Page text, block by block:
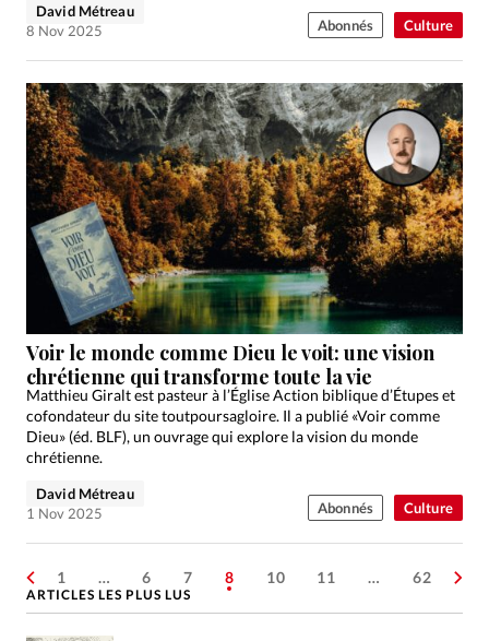
Culture
David Métreau
8 Nov 2025
Abonnés
Culture
Voir le monde comme Dieu le voit: une vision
chrétienne qui transforme toute la vie
Matthieu Giralt est pasteur à l’Église Action biblique d’Étupes et
cofondateur du site toutpoursagloire. Il a publié «Voir comme
Dieu» (éd. BLF), un ouvrage qui explore la vision du monde
chrétienne.
David Métreau
1 Nov 2025
Abonnés
1 … 6 7 8 10 11 … 62
ARTICLES LES PLUS LUS